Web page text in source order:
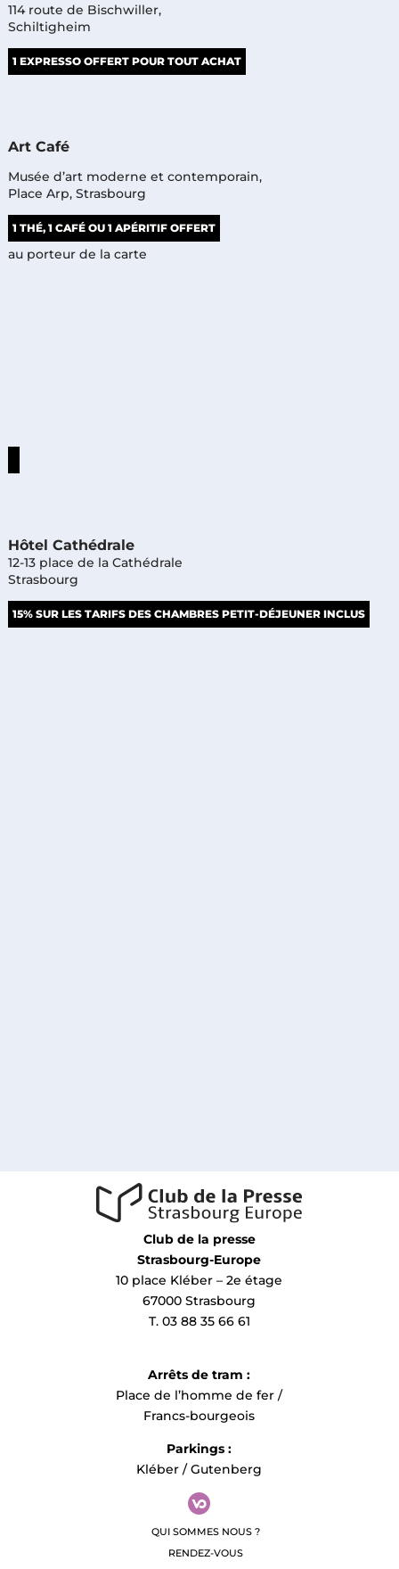
114 route de Bischwiller,
Schiltigheim
1 EXPRESSO OFFERT POUR TOUT ACHAT
Art Café
Musée d’art moderne et contemporain,
Place Arp, Strasbourg
1 THÉ, 1 CAFÉ OU 1 APÉRITIF OFFERT
au porteur de la carte
Hôtel Cathédrale
12-13 place de la Cathédrale
Strasbourg
15% SUR LES TARIFS DES CHAMBRES PETIT-DÉJEUNER INCLUS
Club de la presse
Strasbourg-Europe
10 place Kléber – 2e étage
67000 Strasbourg
T. 03 88 35 66 61
Arrêts de tram :
Place de l’homme de fer /
Francs-bourgeois
Parkings :
Kléber / Gutenberg
QUI SOMMES NOUS ?
RENDEZ-VOUS